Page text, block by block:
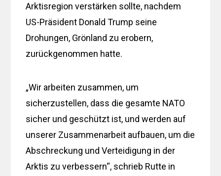
Arktisregion verstärken sollte, nachdem
US-Präsident Donald Trump seine
Drohungen, Grönland zu erobern,
zurückgenommen hatte.
„Wir arbeiten zusammen, um
sicherzustellen, dass die gesamte NATO
sicher und geschützt ist, und werden auf
unserer Zusammenarbeit aufbauen, um die
Abschreckung und Verteidigung in der
Arktis zu verbessern“, schrieb Rutte in